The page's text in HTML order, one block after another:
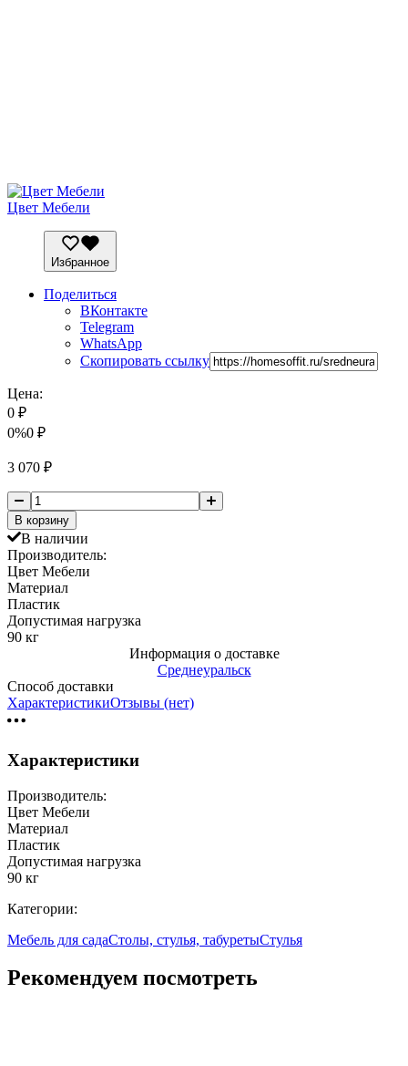
Цвет Мебели
Избранное
Поделиться
ВКонтакте
Telegram
WhatsApp
Скопировать ссылку
Цена:
0 ₽
0%0 ₽
3 070 ₽
В корзину
В наличии
Производитель:
Цвет Мебели
Материал
Пластик
Допустимая нагрузка
90 кг
Информация о доставке
Среднеуральск
Способ доставки
ХарактеристикиОтзывы (нет)
Характеристики
Производитель:
Цвет Мебели
Материал
Пластик
Допустимая нагрузка
90 кг
Категории:
Мебель для садаСтолы, стулья, табуретыСтулья
Рекомендуем посмотреть